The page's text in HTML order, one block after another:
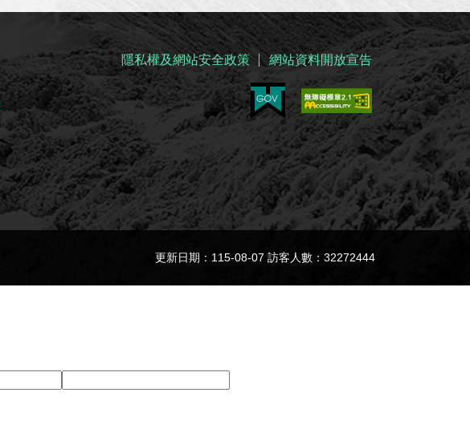
隱私權及網站安全政策 網站資料開放宣告
更新日期：115-08-07 訪客人數：32272444